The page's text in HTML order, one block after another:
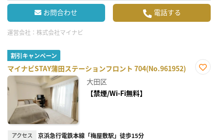
お問合わせ 電話する
運営会社： 株式会社マイナビ
割引キャンペーン
マイナビSTAY蒲田ステーションフロント 704(No.961952)
大田区
【禁煙/Wi-Fi無料】
アクセス 京浜急行電鉄本線「梅屋敷駅」徒歩15分